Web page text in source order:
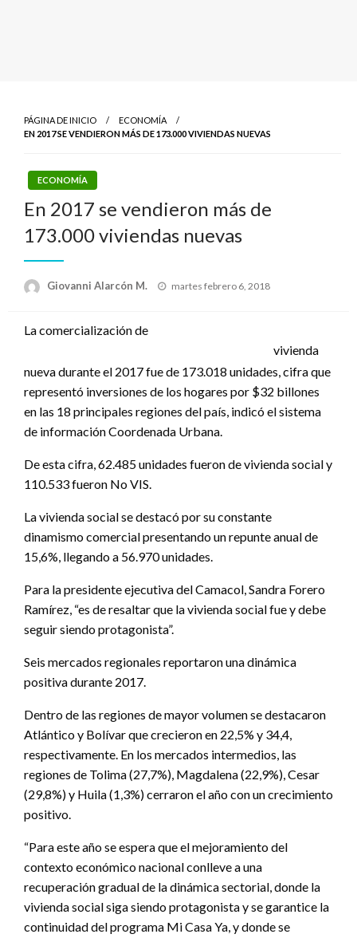
PÁGINA DE INICIO
ECONOMÍA
EN 2017 SE VENDIERON MÁS DE 173.000 VIVIENDAS NUEVAS
ECONOMÍA
En 2017 se vendieron más de
173.000 viviendas nuevas
Giovanni Alarcón M.
Publicado
martes febrero 6, 2018
La comercialización de
vivienda
nueva durante el 2017 fue de 173.018 unidades, cifra que
representó inversiones de los hogares por $32 billones
en las 18 principales regiones del país, indicó el sistema
de información Coordenada Urbana.
De esta cifra, 62.485 unidades fueron de vivienda social y
110.533 fueron No VIS.
La vivienda social se destacó por su constante
dinamismo comercial presentando un repunte anual de
15,6%, llegando a 56.970 unidades.
Para la presidente ejecutiva del Camacol, Sandra Forero
Ramírez, “es de resaltar que la vivienda social fue y debe
seguir siendo protagonista”.
Seis mercados regionales reportaron una dinámica
positiva durante 2017.
Dentro de las regiones de mayor volumen se destacaron
Atlántico y Bolívar que crecieron en 22,5% y 34,4,
respectivamente. En los mercados intermedios, las
regiones de Tolima (27,7%), Magdalena (22,9%), Cesar
(29,8%) y Huila (1,3%) cerraron el año con un crecimiento
positivo.
“Para este año se espera que el mejoramiento del
contexto económico nacional conlleve a una
recuperación gradual de la dinámica sectorial, donde la
vivienda social siga siendo protagonista y se garantice la
continuidad del programa Mi Casa Ya, y donde se